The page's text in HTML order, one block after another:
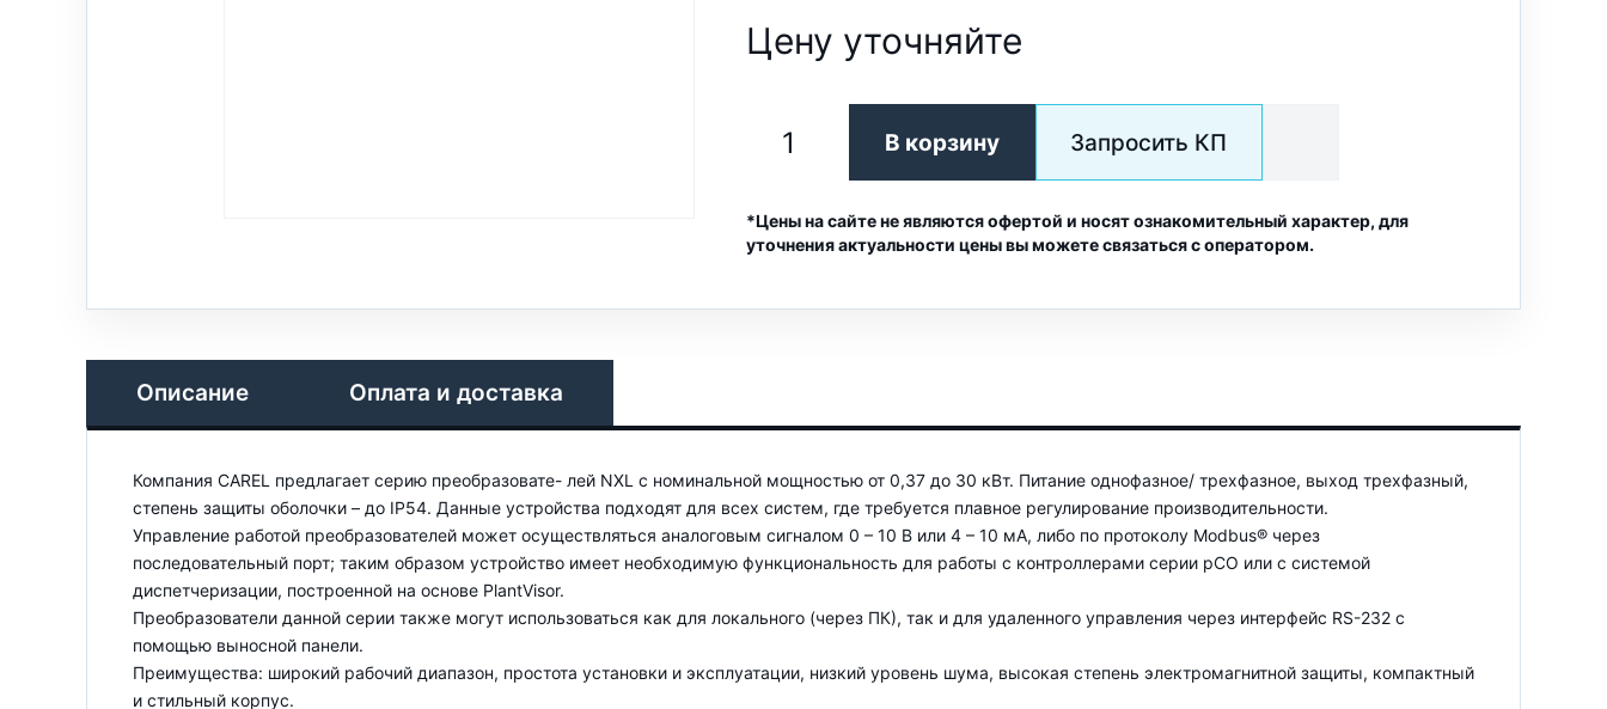
Цену уточняйте
В корзину Запросить КП
*Цены на сайте не являются офертой и носят ознакомительный характер, для
уточнения актуальности цены вы можете связаться с оператором.
Описание Оплата и доставка
Компания CAREL предлагает серию преобразовате- лей NXL с номинальной мощностью от 0,37 до 30 кВт. Питание однофазное/ трехфазное, выход трехфазный,
степень защиты оболочки – до IP54. Данные устройства подходят для всех систем, где требуется плавное регулирование производительности.
Управление работой преобразователей может осуществляться аналоговым сигналом 0 – 10 В или 4 – 10 мА, либо по протоколу Modbus® через
последовательный порт; таким образом устройство имеет необходимую функциональность для работы с контроллерами серии pCO или с системой
диспетчеризации, построенной на основе PlantVisor.
Преобразователи данной серии также могут использоваться как для локального (через ПК), так и для удаленного управления через интерфейс RS-232 с
помощью выносной панели.
Преимущества: широкий рабочий диапазон, простота установки и эксплуатации, низкий уровень шума, высокая степень электромагнитной защиты, компактный
и стильный корпус.